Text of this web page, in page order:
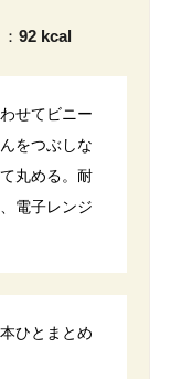
： 92 kcal
せてビニー
をつぶしな
丸める。耐
電子レンジ
ひとまとめ